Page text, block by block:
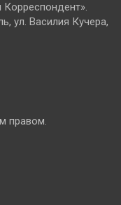
ул. Василия Кучера,
правом.